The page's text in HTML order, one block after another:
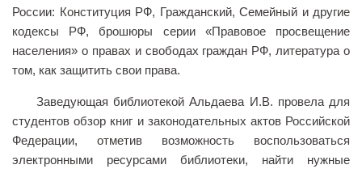
Рекомендованные к зачислению
Приказы о зачислении
Расписание учебных занятий студентов на 2-ое
Коллективные творческие дела
России: Конституция РФ, Гражданский, Семейный и другие
кодексы РФ, брошюры серии «Правовое просвещение
населения» о правах и свободах граждан РФ, литература о
том, как защитить свои права.
Заведующая библиотекойАльдаева И.В. провела для
студентовобзор книг и законодательных актов Российской
Федерации, отметив возможность воспользоваться
электронными ресурсами библиотеки, найти нужные